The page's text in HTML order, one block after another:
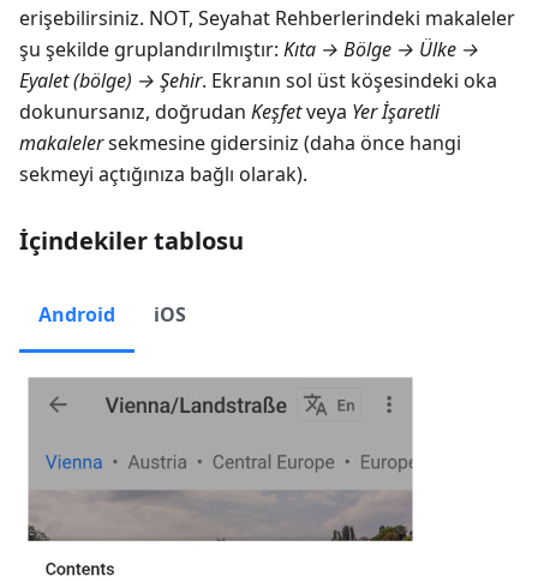
erişebilirsiniz. NOT, Seyahat Rehberlerindeki makaleler
şu şekilde gruplandırılmıştır: Kıta → Bölge → Ülke →
Eyalet (bölge) → Şehir. Ekranın sol üst köşesindeki oka
dokunursanız, doğrudan Keşfetveya Yer İşaretli
makalelersekmesine gidersiniz (daha önce hangi
sekmeyi açtığınıza bağlı olarak).
İçindekiler tablosu
Android iOS